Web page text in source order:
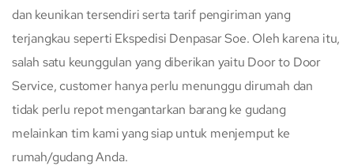
dan keunikan tersendiri serta tarif pengiriman yang
terjangkau seperti Ekspedisi Denpasar Soe. Oleh karena itu,
salah satu keunggulan yang diberikan yaitu Door to Door
Service, customer hanya perlu menunggu dirumah dan
tidak perlu repot mengantarkan barang ke gudang
melainkan tim kami yang siap untuk menjemput ke
rumah/gudang Anda.